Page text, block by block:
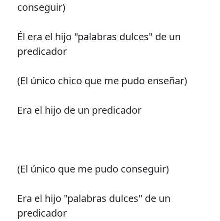
conseguir)
Él era el hijo "palabras dulces" de un
predicador
(El único chico que me pudo enseñar)
Era el hijo de un predicador
(El único que me pudo conseguir)
Era el hijo "palabras dulces" de un
predicador